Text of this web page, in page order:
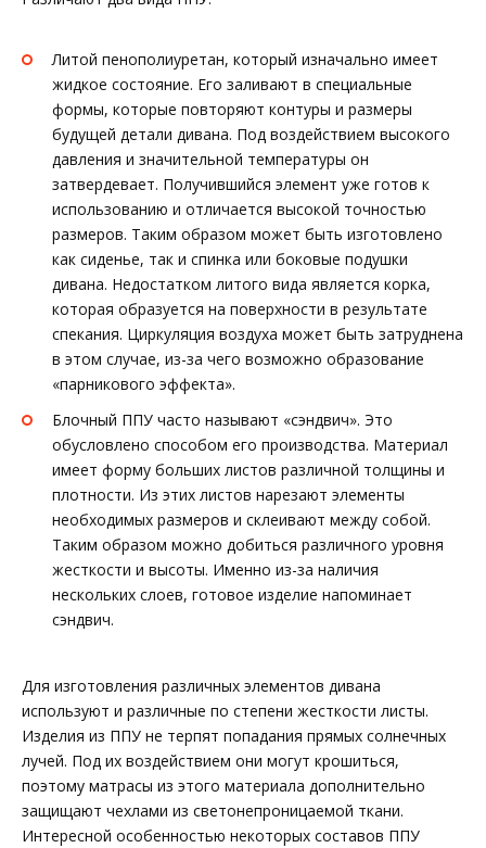
Литой пенополиуретан, который изначально имеет
жидкое состояние. Его заливают в специальные
формы, которые повторяют контуры и размеры
будущей детали дивана. Под воздействием высокого
давления и значительной температуры он
затвердевает. Получившийся элемент уже готов к
использованию и отличается высокой точностью
размеров. Таким образом может быть изготовлено
как сиденье, так и спинка или боковые подушки
дивана. Недостатком литого вида является корка,
которая образуется на поверхности в результате
спекания. Циркуляция воздуха может быть затруднена
в этом случае, из-за чего возможно образование
«парникового эффекта».
Блочный ППУ часто называют «сэндвич». Это
обусловлено способом его производства. Материал
имеет форму больших листов различной толщины и
плотности. Из этих листов нарезают элементы
необходимых размеров и склеивают между собой.
Таким образом можно добиться различного уровня
жесткости и высоты. Именно из-за наличия
нескольких слоев, готовое изделие напоминает
сэндвич.
Для изготовления различных элементов дивана
используют и различные по степени жесткости листы.
Изделия из ППУ не терпят попадания прямых солнечных
лучей. Под их воздействием они могут крошиться,
поэтому матрасы из этого материала дополнительно
защищают чехлами из светонепроницаемой ткани.
Интересной особенностью некоторых составов ППУ